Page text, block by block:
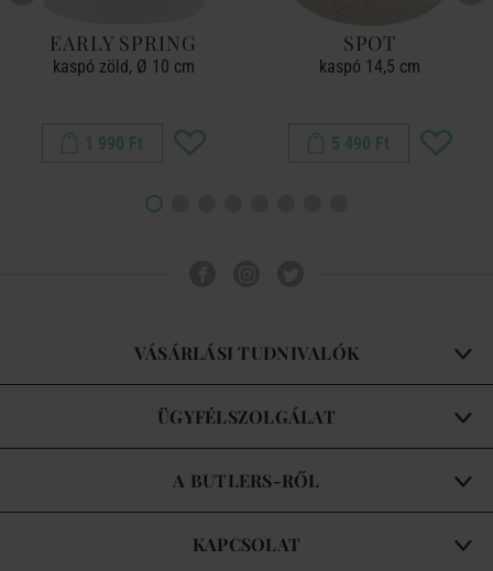
EARLY SPRING
kaspó zöld, Ø 10 cm
1 990 Ft
SPOT
kaspó 14,5 cm
5 490 Ft
VÁSÁRLÁSI TUDNIVALÓK
ÜGYFÉLSZOLGÁLAT
A BUTLERS-RŐL
KAPCSOLAT